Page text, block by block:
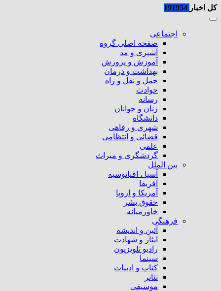
کل اخبار
اجتماعی
صفحه اصلی گروه
آشپزی و مد
آموزش و پرورش
بهداشت و درمان
حمل و نقل و راه
حوادث
رسانه
زنان و جوانان
دانشگاه
شهری و رفاهی
قضائی و انتظامی
علمی
گردشگری و میراث
بین الملل
آسیا ، اقیانوسیه
آفریقا
آمریکا و اروپا
حقوق بشر
خاورمیانه
فرهنگی
آئین و اندیشه
ایثار و شهادت
رادیو تلویزیون
سینما
کتاب و ادبیات
تئاتر
موسیقی